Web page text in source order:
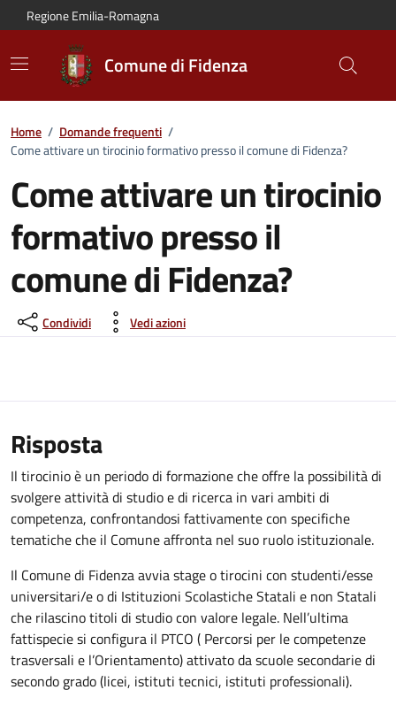
Vai al contenuto principale
Vai alla navigazione del sito
Vai al piede di pagina
Regione Emilia-Romagna
Comune di Fidenza
Home / Domande frequenti /
Come attivare un tirocinio formativo presso il comune di Fidenza?
Come attivare un tirocinio
formativo presso il
comune di Fidenza?
Condividi Vedi azioni
Risposta
Il tirocinio è un periodo di formazione che offre la possibilità di
svolgere attività di studio e di ricerca in vari ambiti di
competenza, confrontandosi fattivamente con specifiche
tematiche che il Comune affronta nel suo ruolo istituzionale.
Il Comune di Fidenza avvia stage o tirocini con studenti/esse
universitari/e o di Istituzioni Scolastiche Statali e non Statali
che rilascino titoli di studio con valore legale. Nell’ultima
fattispecie si configura il PTCO ( Percorsi per le competenze
trasversali e l’Orientamento) attivato da scuole secondarie di
secondo grado (licei, istituti tecnici, istituti professionali).